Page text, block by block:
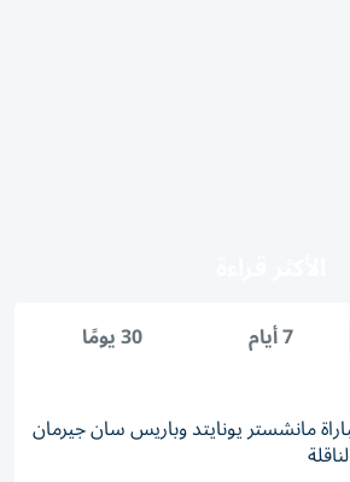
7 أيام 30 يومًا
مانشستر يونايتد وباريس سان جيرمان